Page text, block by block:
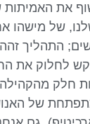
את
של מישהו
התהליך
לחלוק את
חלק
של